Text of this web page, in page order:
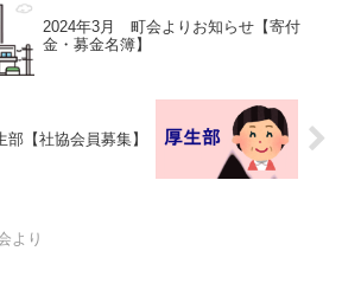
2024年3月 町会よりお知らせ【寄付
金・募金名簿】
【社協会員募集】
より